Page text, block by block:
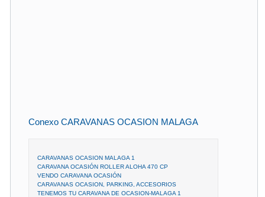
Conexo CARAVANAS OCASION MALAGA
CARAVANAS OCASION MALAGA 1
CARAVANA OCASIÓN ROLLER ALOHA 470 CP
VENDO CARAVANA OCASIÓN
CARAVANAS OCASION, PARKING, ACCESORIOS
TENEMOS TU CARAVANA DE OCASION-MALAGA 1